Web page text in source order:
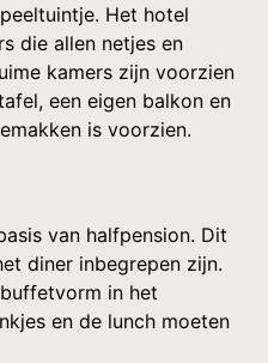
Het hotel
die allen netjes en
kamers zijn voorzien
een eigen balkon en
is voorzien.
van halfpension. Dit
diner inbegrepen zijn.
in het
en de lunch moeten